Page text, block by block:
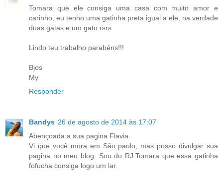
Tomara que ele consiga uma casa com muito amor e
carinho, eu tenho uma gatinha preta igual a ele, na verdade
duas gatas e um gato rsrs
Lindo teu trabalho parabéns!!!
Bjos
My
Responder
Bandys 26 de agosto de 2014 às 17:07
Abençoada a sua pagina Flavia.
Vi que você mora em São paulo, mas posso divulgar sua
pagina no meu blog. Sou do RJ.Tomara que essa gatinha
fofucha consiga logo um lar.